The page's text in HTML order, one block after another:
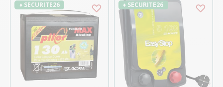
♦ SECURITE26 ♦ SECURITE26